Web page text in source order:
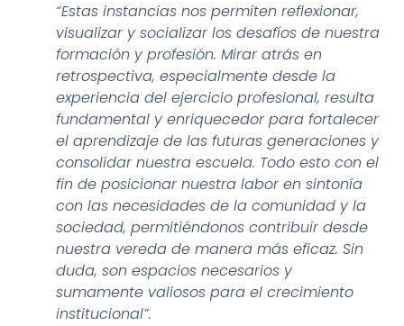
“Estas instancias nos permiten reflexionar,
visualizar y socializar los desafíos de nuestra
formación y profesión. Mirar atrás en
retrospectiva, especialmente desde la
experiencia del ejercicio profesional, resulta
fundamental y enriquecedor para fortalecer
el aprendizaje de las futuras generaciones y
consolidar nuestra escuela. Todo esto con el
fin de posicionar nuestra labor en sintonía
con las necesidades de la comunidad y la
sociedad, permitiéndonos contribuir desde
nuestra vereda de manera más eficaz. Sin
duda, son espacios necesarios y
sumamente valiosos para el crecimiento
institucional”.